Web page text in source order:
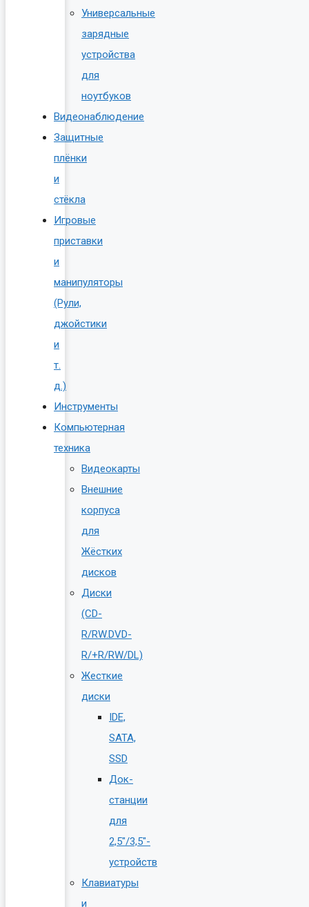
Универсальные
зарядные
устройства
для
ноутбуков
Видеонаблюдение
Защитные
плёнки
и
стёкла
Игровые
приставки
и
манипуляторы
(Рули,
джойстики
и
т.
д.)
Инструменты
Компьютерная
техника
Видеокарты
Внешние
корпуса
для
Жёстких
дисков
Диски
(CD-
R/RW.DVD-
R/+R/RW/DL)
Жесткие
диски
IDE,
SATA,
SSD
Док-
станции
для
2,5″/3,5″-
устройств
Клавиатуры
и